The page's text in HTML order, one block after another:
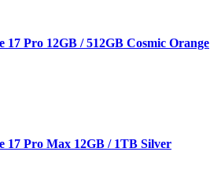
17 Pro 12GB / 512GB Cosmic Orange
17 Pro Max 12GB / 1TB Silver